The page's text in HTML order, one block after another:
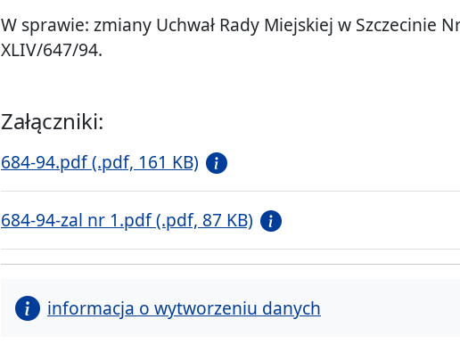
W sprawie: zmiany Uchwał Rady Miejskiej w Szczecinie
XLIV/647/94.
Załączniki:
684-94.pdf (.pdf, 161 KB)
684-94-zal nr 1.pdf (.pdf, 87 KB)
informacja o wytworzeniu danych